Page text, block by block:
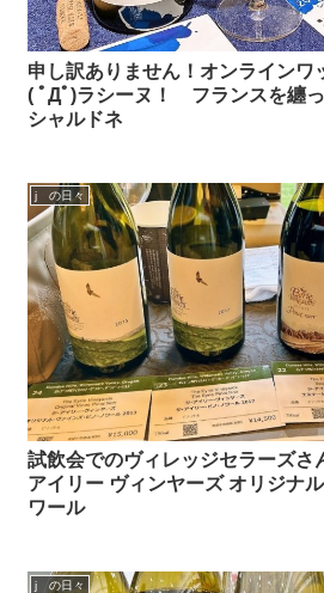
申し訳ありません！オンラインワ
( ﾟДﾟ)ラシーヌ！ フランスを纏
シャルドネ
j の日々
試飲会でのヴィレッジセラーズ
アイリー ヴィンヤーズ オリジナ
ワール
j の日々